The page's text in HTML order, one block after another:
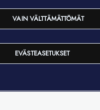
EVÄSTEASETUKSET
VAIN VÄLTTÄMÄTTÖMÄT